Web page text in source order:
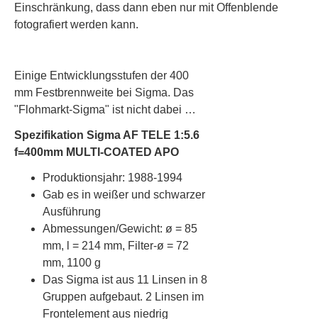
Einschränkung, dass dann eben nur mit Offenblende
fotografiert werden kann.
Einige Entwicklungsstufen der 400
mm Festbrennweite bei Sigma. Das
"Flohmarkt-Sigma" ist nicht dabei …
Spezifikation Sigma AF TELE 1:5.6
f=400mm MULTI-COATED APO
Produktionsjahr: 1988-1994
Gab es in weißer und schwarzer
Ausführung
Abmessungen/Gewicht: ø = 85
mm, l = 214 mm, Filter-ø = 72
mm, 1100 g
Das Sigma ist aus 11 Linsen in 8
Gruppen aufgebaut. 2 Linsen im
Frontelement aus niedrig